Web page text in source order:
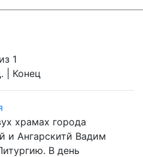
1
| Конец
храмах города
и Ангарскитй Вадим
В день